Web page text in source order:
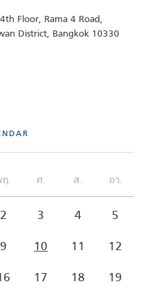
Floor, Rama 4 Road,
District, Bangkok 10330
ฤ. ศ. ส. อา.
2 3 4 5
9 10 11 12
17 18 19